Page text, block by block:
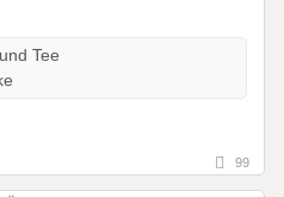
Tee
99